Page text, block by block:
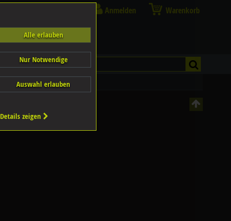
Anmelden Warenkorb
Alle erlauben
Nur Notwendige
Auswahl erlauben
Details zeigen